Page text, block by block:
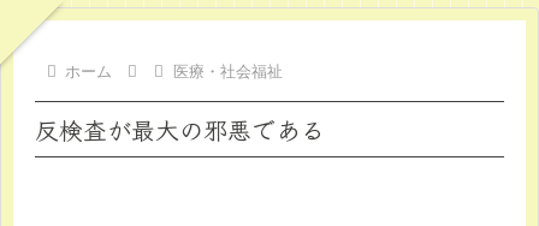
ホーム 医療・社会福祉
反検査が最大の邪悪である